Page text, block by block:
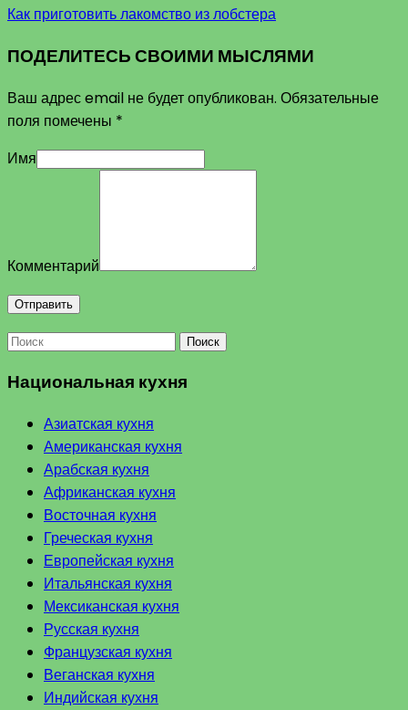
Как приготовить лакомство из лобстера
ПОДЕЛИТЕСЬ СВОИМИ МЫСЛЯМИ
Ваш адрес email не будет опубликован. Обязательные
поля помечены *
Имя
Комментарий
Поиск
Национальная кухня
Азиатская кухня
Американская кухня
Арабская кухня
Африканская кухня
Восточная кухня
Греческая кухня
Европейская кухня
Итальянская кухня
Мексиканская кухня
Русская кухня
Французская кухня
Веганская кухня
Индийская кухня